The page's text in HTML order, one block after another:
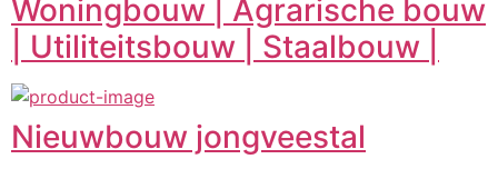
Woningbouw | Agrarische bouw
| Utiliteitsbouw | Staalbouw |
Nieuwbouw jongveestal